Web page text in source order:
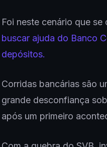
Foi neste cenário que
buscar ajuda do Banco
depósitos.
Corridas bancárias são
grande desconfiança
após um primeiro